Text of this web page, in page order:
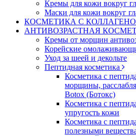
Кремы для кожи вокруг
Маски для кожи вокруг
КОСМЕТИКА С
АНТИВОЗРАСТНАЯ
Кремы от морщин
Корейские
Уход за шеей и декольте
Пептидная косметика
Косметика с
морщины,
Botox (Ботокс)
Косметика с
упругость кожи
Косметика с
полезными